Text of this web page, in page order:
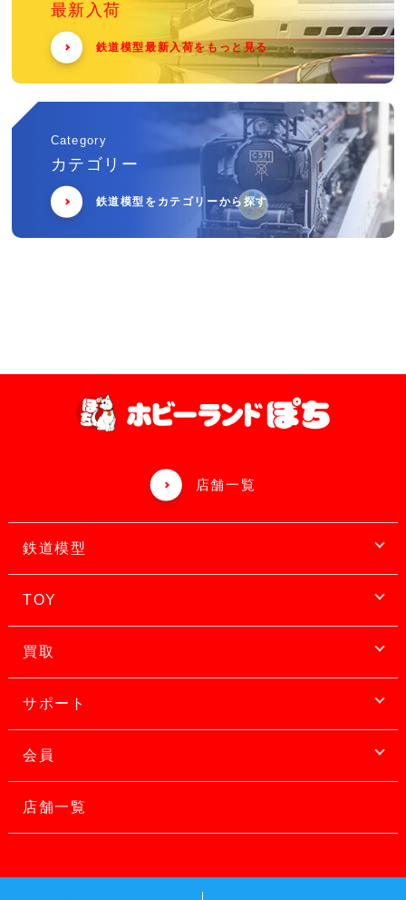
最新入荷
鉄道模型最新入荷をもっと見る
Category
カテゴリー
鉄道模型をカテゴリーから探す
店舗一覧
鉄道模型
TOY
買取
サポート
会員
店舗一覧